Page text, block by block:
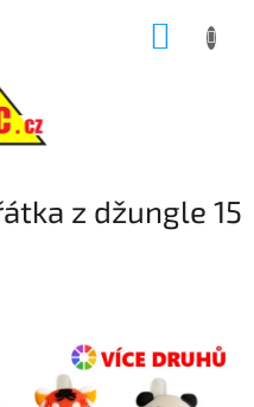
z džungle 15